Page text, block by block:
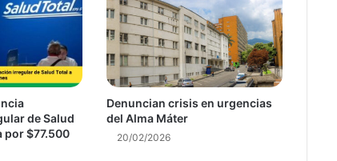
de Salud
por $77.500
Denuncian crisis en urgencias
del Alma Máter
20/02/2026